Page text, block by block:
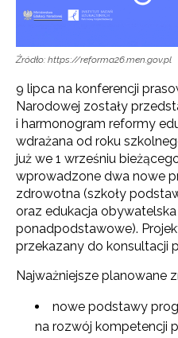
Źródło: https://reforma26.men.gov.pl
9 lipca na konferencji
Narodowej zostały
i harmonogram reformy
wdrażana od roku
już we 1 wrześniu
wprowadzone dwa nowe
zdrowotna (szkoły
oraz edukacja obywatelska
ponadpodstawowe).
przekazany do konsultacji
Najważniejsze planowane
nowe podstawy
na rozwój kompetencji